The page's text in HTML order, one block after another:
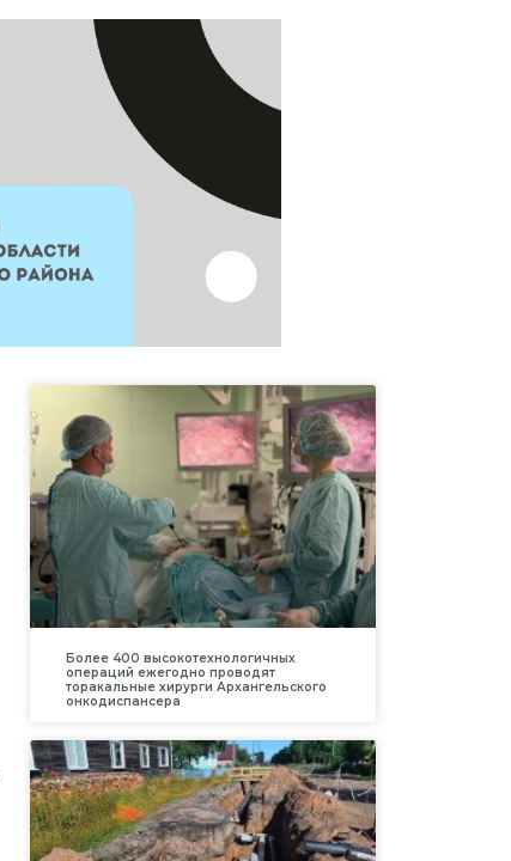
Более 400 высокотехнологичных
операций ежегодно проводят
торакальные хирурги Архангельского
онкодиспансера